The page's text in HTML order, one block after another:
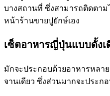
บางสถานที่ ซึ่งสามารถติดตา
หน้าร้านขายปูยักษ์เอง
เซ็ตอาหารญี่ปุ่นแบบดั้งเ
มักจะประกอบด้วยอาหารหลา
จานเดียว ซึ่งส่วนมากจะประก